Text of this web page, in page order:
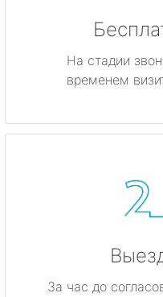
На стадии
временем
За час до